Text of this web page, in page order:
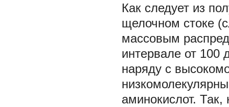
Как следует из
щелочном стоке
массовым
интервале от 100
наряду с
аминокислот.